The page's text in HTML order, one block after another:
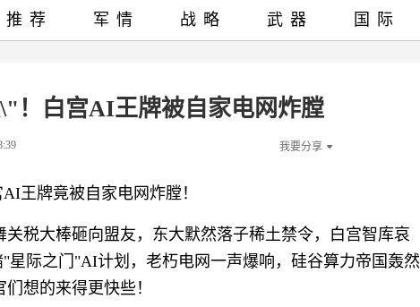
！白宫AI王牌被自家电网炸膛
我要分享
王牌竟被自家电网炸膛！
税大棒砸向盟友，东大默然落子稀土禁令，白宫智库哀
星际之门"AI计划，老朽电网一声爆响，硅谷算力帝国轰然
想的来得更快些！
推荐 军情 战略 武器 国际